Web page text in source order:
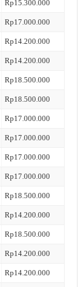
Rp15.300.000
Rp17.000.000
Rp14.200.000
Rp14.200.000
Rp18.500.000
Rp18.500.000
Rp17.000.000
Rp17.000.000
Rp17.000.000
Rp17.000.000
Rp18.500.000
Rp14.200.000
Rp18.500.000
Rp14.200.000
Rp14.200.000